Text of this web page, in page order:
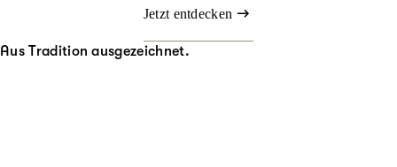
Jetzt entdecken
Aus Tradition ausgezeichnet.